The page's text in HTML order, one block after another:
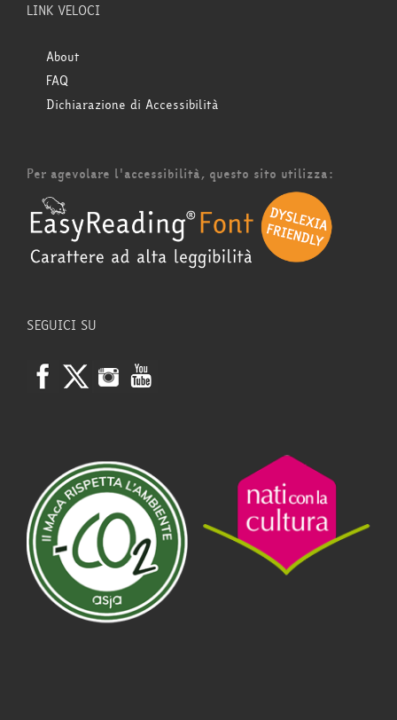
LINK VELOCI
About
FAQ
Dichiarazione di Accessibilità
Per agevolare l'accessibilità, questo sito utilizza:
SEGUICI SU